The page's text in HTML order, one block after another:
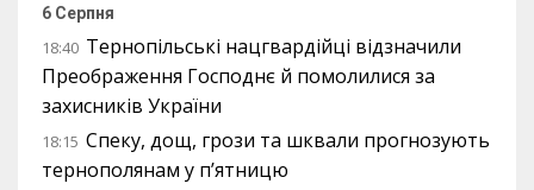
6 Серпня
18:40 Тернопільські нацгвардійці відзначили
Преображення Господнє й помолилися за
захисників України
18:15 Спеку, дощ, грози та шквали прогнозують
тернополянам у п’ятницю